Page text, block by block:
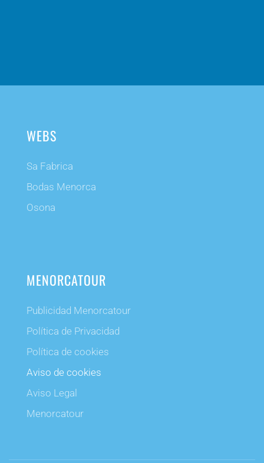
WEBS
Sa Fabrica
Bodas Menorca
Osona
MENORCATOUR
Publicidad Menorcatour
Política de Privacidad
Política de cookies
Aviso de cookies
Aviso Legal
Menorcatour